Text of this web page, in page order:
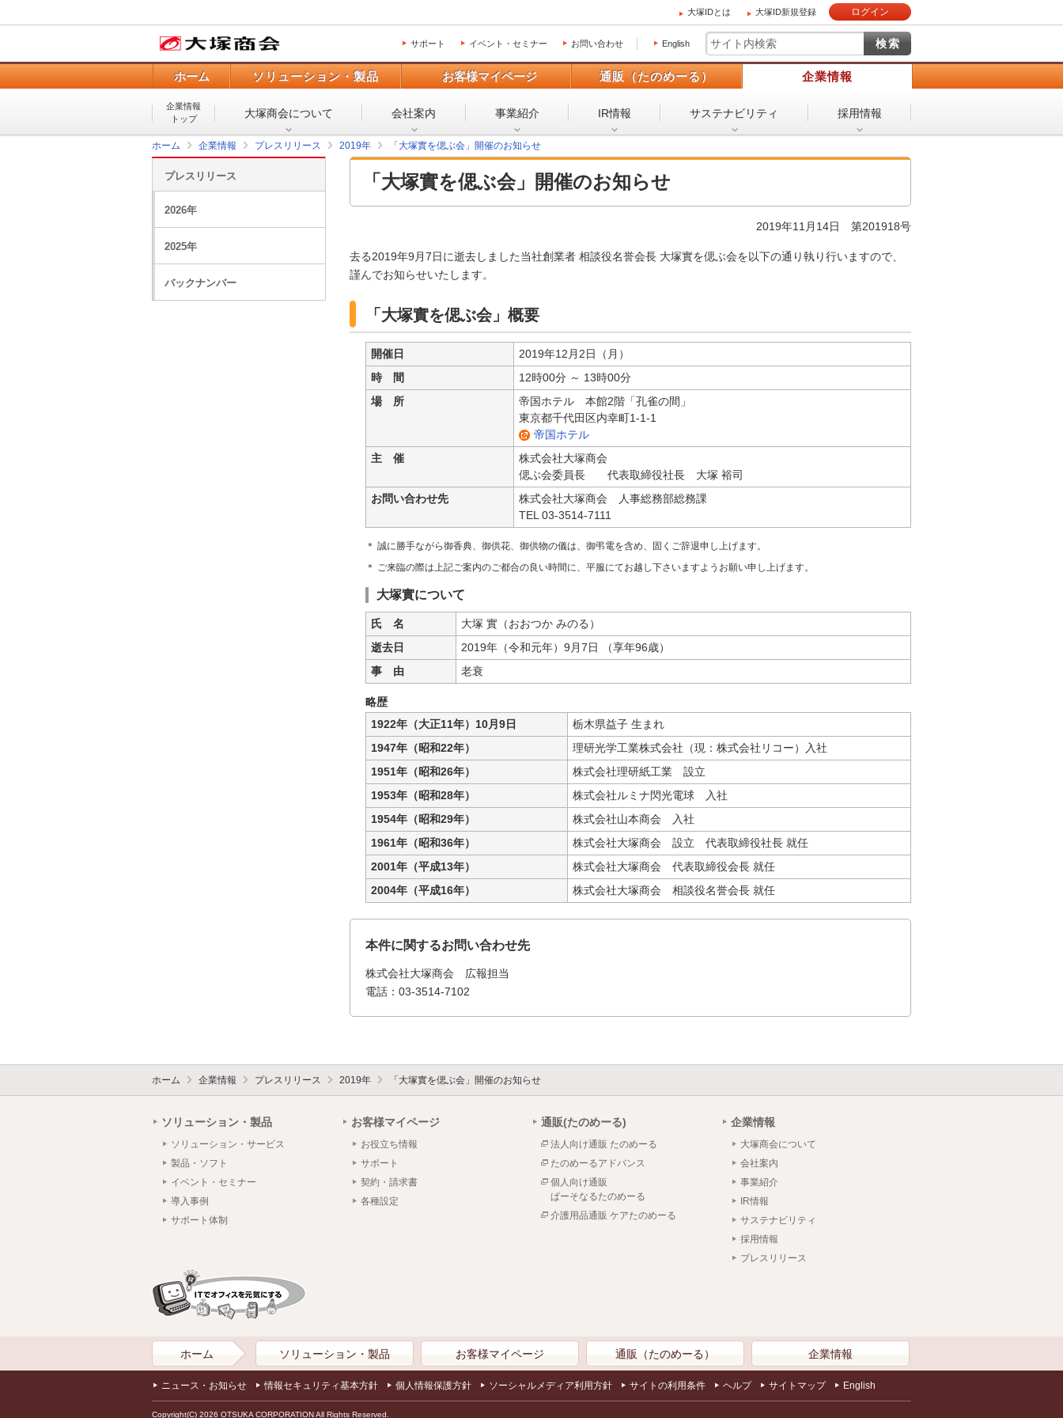
大塚IDとは 大塚ID新規登録 ログイン
サポート イベント・セミナー お問い合わせ English
ホーム ソリューション・製品 お客様マイページ 通販（たのめーる） 企業情報
企業情報
トップ
大塚商会について 会社案内 事業紹介 IR情報 サステナビリティ 採用情報
ホーム 企業情報 プレスリリース 2019年 「大塚實を偲ぶ会」開催のお知らせ
「大塚實を偲ぶ会」開催のお知らせ
2019年11月14日 第201918号
去る2019年9月7日に逝去しました当社創業者 相談役名誉会長 大塚實を偲ぶ会を以下の通り執り行いますので、
謹んでお知らせいたします。
「大塚實を偲ぶ会」概要
開催日
2019年12月2日（月）
時 間
12時00分 ～ 13時00分
場 所
帝国ホテル 本館2階「孔雀の間」
東京都千代田区内幸町1-1-1
帝国ホテル
主 催
株式会社大塚商会
偲ぶ会委員長 代表取締役社長 大塚 裕司
お問い合わせ先
株式会社大塚商会 人事総務部総務課
TEL 03-3514-7111
＊ 誠に勝手ながら御香典、御供花、御供物の儀は、御弔電を含め、固くご辞退申し上げます。
＊ ご来臨の際は上記ご案内のご都合の良い時間に、平服にてお越し下さいますようお願い申し上げます。
大塚實について
氏 名
大塚 實（おおつか みのる）
逝去日
2019年（令和元年）9月7日 （享年96歳）
事 由
老衰
略歴
1922年（大正11年）10月9日
栃木県益子 生まれ
1947年（昭和22年）
理研光学工業株式会社（現：株式会社リコー）入社
1951年（昭和26年）
株式会社理研紙工業 設立
1953年（昭和28年）
株式会社ルミナ閃光電球 入社
1954年（昭和29年）
株式会社山本商会 入社
1961年（昭和36年）
株式会社大塚商会 設立 代表取締役社長 就任
2001年（平成13年）
株式会社大塚商会 代表取締役会長 就任
2004年（平成16年）
株式会社大塚商会 相談役名誉会長 就任
本件に関するお問い合わせ先
株式会社大塚商会 広報担当
電話：03-3514-7102
プレスリリース
2026年
2025年
バックナンバー
ホーム 企業情報 プレスリリース 2019年 「大塚實を偲ぶ会」開催のお知らせ
ソリューション・製品
ソリューション・サービス
製品・ソフト
イベント・セミナー
導入事例
サポート体制
お客様マイページ
お役立ち情報
サポート
契約・請求書
各種設定
通販(たのめーる)
法人向け通販 たのめーる
たのめーるアドバンス
個人向け通販
ぱーそなるたのめーる
介護用品通販 ケアたのめーる
企業情報
大塚商会について
会社案内
事業紹介
IR情報
サステナビリティ
採用情報
プレスリリース
ホーム ソリューション・製品 お客様マイページ 通販（たのめーる） 企業情報
ニュース・お知らせ 情報セキュリティ基本方針 個人情報保護方針 ソーシャルメディア利用方針 サイトの利用条件 ヘルプ サイトマップ English
Copyright(C) 2026 OTSUKA CORPORATION All Rights Reserved.